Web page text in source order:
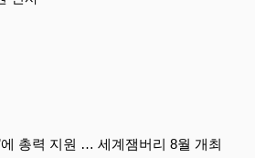
에 총력 지원 … 세계잼버리 8월 개최